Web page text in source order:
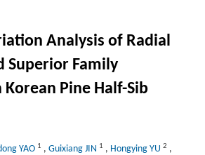
Analysis of Radial
Superior Family
Korean Pine Half-Sib
YAO 1 , Guixiang JIN 1 , Hongying YU 2 ,